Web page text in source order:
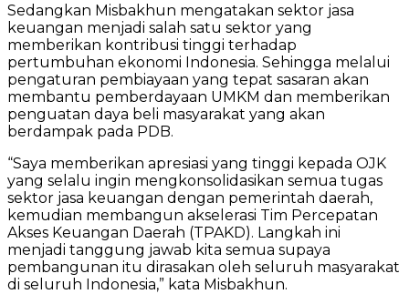
Sedangkan Misbakhun mengatakan sektor jasa
keuangan menjadi salah satu sektor yang
memberikan kontribusi tinggi terhadap
pertumbuhan ekonomi Indonesia. Sehingga melalui
pengaturan pembiayaan yang tepat sasaran akan
membantu pemberdayaan UMKM dan memberikan
penguatan daya beli masyarakat yang akan
berdampak pada PDB.
“Saya memberikan apresiasi yang tinggi kepada OJK
yang selalu ingin mengkonsolidasikan semua tugas
sektor jasa keuangan dengan pemerintah daerah,
kemudian membangun akselerasi Tim Percepatan
Akses Keuangan Daerah (TPAKD). Langkah ini
menjadi tanggung jawab kita semua supaya
pembangunan itu dirasakan oleh seluruh masyarakat
di seluruh Indonesia,” kata Misbakhun.